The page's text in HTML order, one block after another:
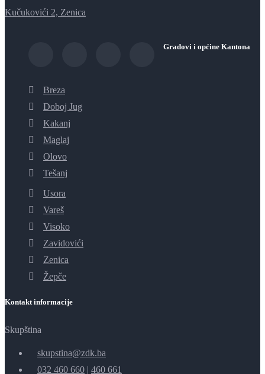
Kučukovići 2, Zenica
Gradovi i općine Kantona
Breza
Doboj Jug
Kakanj
Maglaj
Olovo
Tešanj
Usora
Vareš
Visoko
Zavidovići
Zenica
Žepče
Kontakt informacije
Skupština
skupstina@zdk.ba
032 460 660 | 460 661